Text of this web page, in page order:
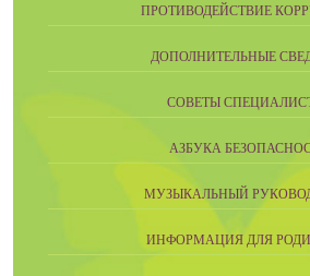
ПРОТИВОДЕЙСТВИЕ
ДОПОЛНИТЕЛЬНЫЕ
СОВЕТЫ
АЗБУКА
МУЗЫКАЛЬНЫЙ
ИНФОРМАЦИЯ ДЛЯ